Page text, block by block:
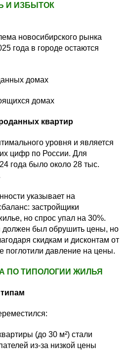
И ИЗБЫТОК
новосибирского рынка
года в городе остаются
домах
домах
квартир
уровня и является
цифр по России. Для
года было около 28 тыс.
указывает на
застройщики
но спрос упал на 30%.
должен был обрушить цены, но
скидкам и дисконтам от
поглотили давление на цены.
ПО ТИПОЛОГИИ ЖИЛЬЯ
(до 30 м²) стали
из-за низкой цены